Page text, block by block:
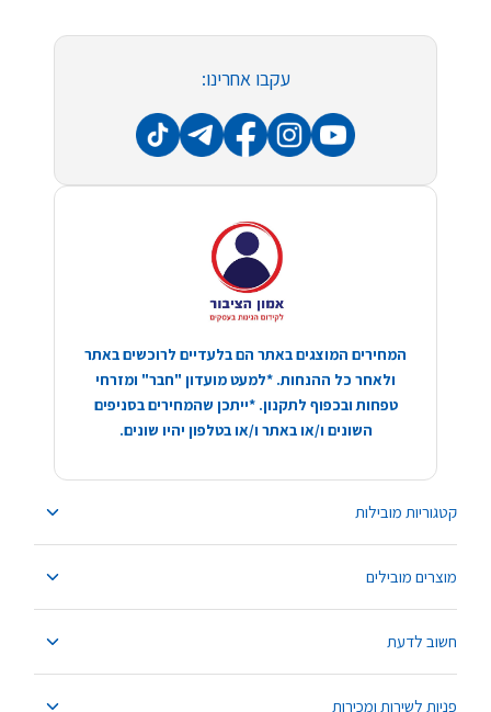
קטגוריות מובילות
מוצרים מובילים
חשוב לדעת
פניות לשירות ומכירות
עקבו אחרינו:
המחירים המוצגים באתר הם בלעדיים לרוכשים באתר
ולאחר כל ההנחות. *למעט מועדון "חבר" ומזרחי
טפחות ובכפוף לתקנון. *ייתכן שהמחירים בסניפים
השונים ו/או באתר ו/או בטלפון יהיו שונים.